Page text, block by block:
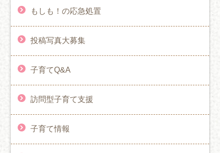
もしも！の応急処置
投稿写真大募集
子育てQ&A
訪問型子育て支援
子育て情報